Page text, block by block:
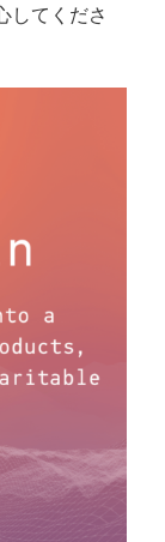
してくださ